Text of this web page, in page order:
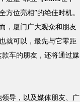
方位亮相”的绝佳时机。
，厦门广大观众和朋友
就可以，最先与它零距
车的朋友，还将通过媒
导，以及媒体朋友、广